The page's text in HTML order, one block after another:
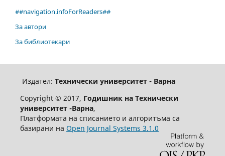
##navigation.infoForReaders##
За автори
За библиотекари
Издател: Технически университет - Варна
Copyright © 2017, Годишник на Технически
университет -Варна,
Платформата на списанието и алгоритъма са
базирани на Open Journal Systems 3.1.0